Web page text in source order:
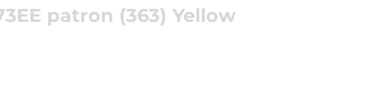
patron (363) Yellow